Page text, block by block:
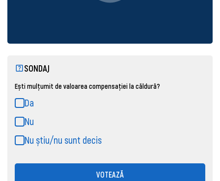
SONDAJ
Ești mulțumit de valoarea compensației la căldură?
Da
Nu
Nu știu/nu sunt decis
VOTEAZĂ